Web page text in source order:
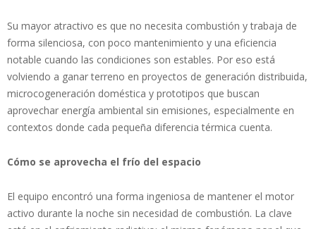
Su mayor atractivo es que no necesita combustión y trabaja de
forma silenciosa, con poco mantenimiento y una eficiencia
notable cuando las condiciones son estables. Por eso está
volviendo a ganar terreno en proyectos de generación distribuida,
microcogeneración doméstica y prototipos que buscan
aprovechar energía ambiental sin emisiones, especialmente en
contextos donde cada pequeña diferencia térmica cuenta.
Cómo se aprovecha el frío del espacio
El equipo encontró una forma ingeniosa de mantener el motor
activo durante la noche sin necesidad de combustión. La clave